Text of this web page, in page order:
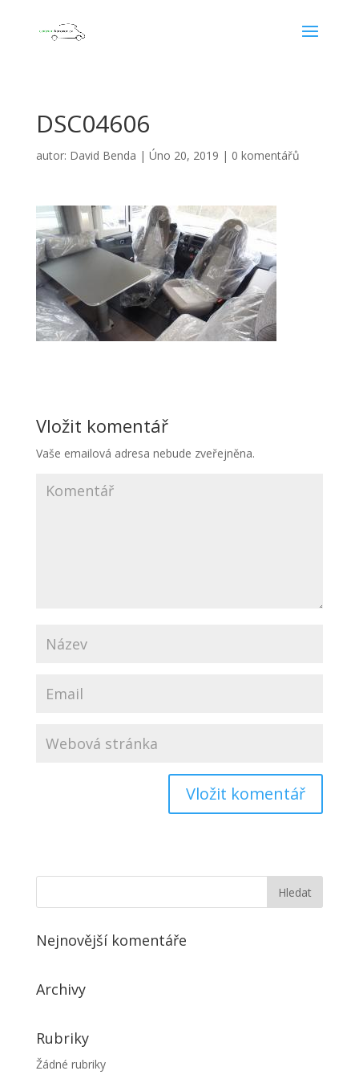
DSC04606
autor: David Benda | Úno 20, 2019 | 0 komentářů
Vložit komentář
Vaše emailová adresa nebude zveřejněna.
Nejnovější komentáře
Archivy
Rubriky
Žádné rubriky